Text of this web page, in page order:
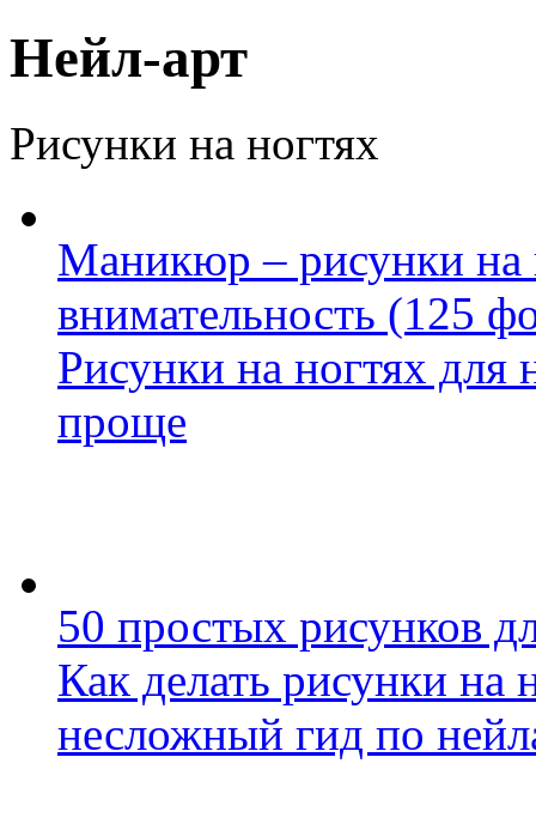
Нейл-арт
Рисунки на ногтях
Маникюр – рисунки на
внимательность (125
Рисунки на ногтях
проще
50 простых рисунков
Как делать рисунки на
несложный гид по